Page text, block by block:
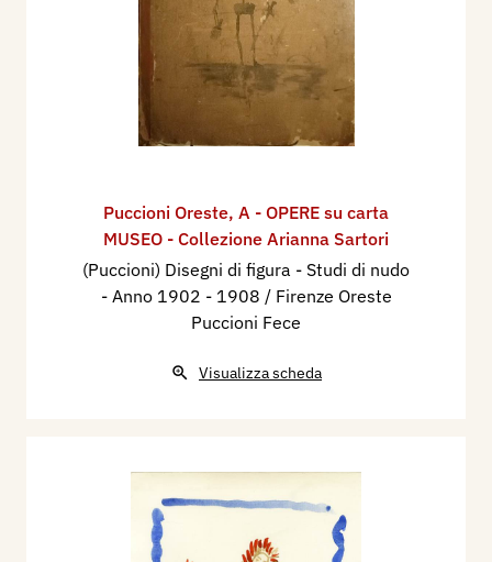
Puccioni Oreste, A - OPERE su carta
MUSEO - Collezione Arianna Sartori
(Puccioni) Disegni di figura - Studi di nudo
- Anno 1902 - 1908 / Firenze Oreste
Puccioni Fece
Visualizza scheda